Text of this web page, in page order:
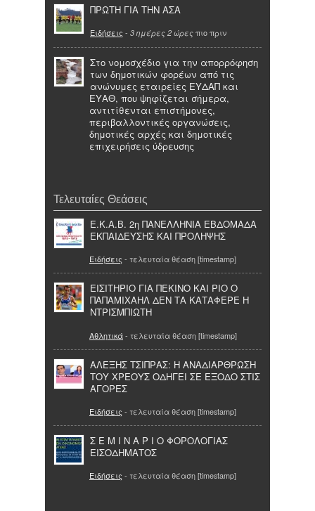
ΠΡΩΤΗ ΓΙΑ ΤΗΝ ΑΣΑ
Ειδήσεις - 3 ημέρες 2 ώρες πιο πριν
Στο νομοσχέδιο για την απορρόφηση
των δημοτικών φορέων από τις
ανώνυμες εταιρείες ΕΥΔΑΠ και
ΕΥΑΘ, που ψηφίζεται σήμερα,
αντιτίθενται επιστήμονες,
περιβαλλοντικές οργανώσεις,
δημοτικές αρχές και δημοτικές
επιχειρήσεις ύδρευσης
Τελευταίες Θεάσεις
Ε.Κ.Α.Β. 2η ΠΑΝΕΛΛΗΝΙΑ ΕΒΔΟΜΑΔΑ
ΕΚΠΑΙΔΕΥΣΗΣ ΚΑΙ ΠΡΟΛΗΨΗΣ
Ειδήσεις - τελευταία θέαση [timestamp]
ΕΙΣΙΤΗΡΙΟ ΓΙΑ ΠΕΚΙΝΟ ΚΑΙ ΡΙΟ Ο
ΠΑΠΑΜΙΧΑΗΛ ΔΕΝ ΤΑ ΚΑΤΑΦΕΡΕ Η
ΝΤΡΙΣΜΠΙΩΤΗ
Αθλητικά- τελευταία θέαση [timestamp]
ΑΛΕΞΗΣ ΤΣΙΠΡΑΣ: Η ΑΝΑΔΙΑΡΘΡΩΣΗ
ΤΟΥ ΧΡΕΟΥΣ ΟΔΗΓΕΙ ΣΕ ΕΞΟΔΟ ΣΤΙΣ
ΑΓΟΡΕΣ
Ειδήσεις - τελευταία θέαση [timestamp]
Σ Ε Μ Ι Ν Α Ρ Ι Ο ΦΟΡΟΛΟΓΙΑΣ
ΕΙΣΟΔΗΜΑΤΟΣ
Ειδήσεις - τελευταία θέαση [timestamp]